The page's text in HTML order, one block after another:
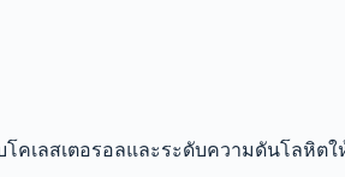
โคเลสเตอรอลและระดับความดันโลหิต